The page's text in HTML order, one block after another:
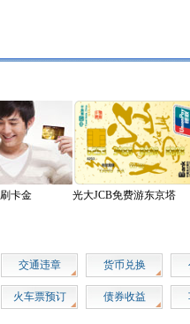
卡金 光大JCB免费游东京塔
交通违章 货币兑换
火车票预订 债券收益